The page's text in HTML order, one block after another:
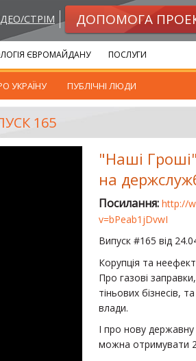
СТРІМ ДОПОМОГА
УКРАЇНУ ПУБЛІЧНІ ЛЮДИ
ЄВРОМАЙДАНУ ПОСЛУГИ
165
"Наші
на
Посилання: http://
v=bPeab1jDvwI
Випуск #165 від
Корупція та
Про газові
тіньових бізнесів,
влади.
І про нову
можна отримувати